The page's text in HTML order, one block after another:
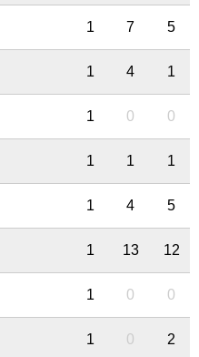
1 7 5
1 4 1
1 0 0
1 1 1
1 4 5
1 13 12
1 0 0
1 0 2